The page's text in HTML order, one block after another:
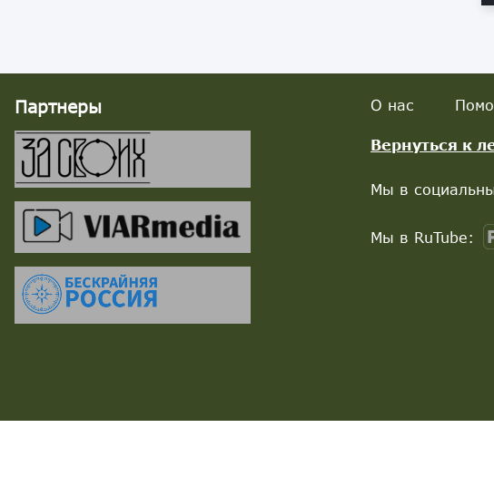
Партнеры О нас
Вернуться к
Мы в
Мы в RuTube: